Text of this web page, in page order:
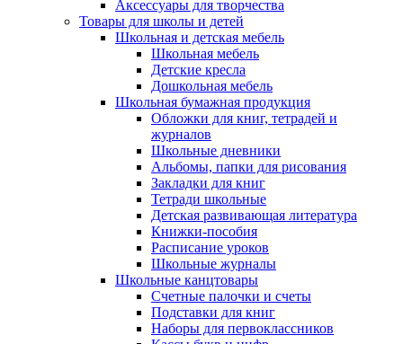
Аксессуары для творчества
Товары для школы и детей
Школьная и детская мебель
Школьная мебель
Детские кресла
Дошкольная мебель
Школьная бумажная продукция
Обложки для книг, тетрадей и
журналов
Школьные дневники
Альбомы, папки для рисования
Закладки для книг
Тетради школьные
Детская развивающая литература
Книжки-пособия
Расписание уроков
Школьные журналы
Школьные канцтовары
Счетные палочки и счеты
Подставки для книг
Наборы для первоклассников